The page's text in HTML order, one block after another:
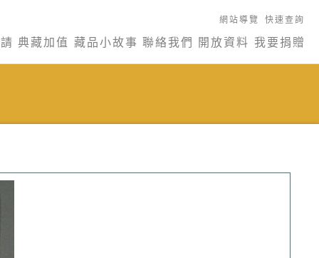
網站導覽 快速查詢
典藏加值 藏品小故事 聯絡我們 開放資料 我要捐贈